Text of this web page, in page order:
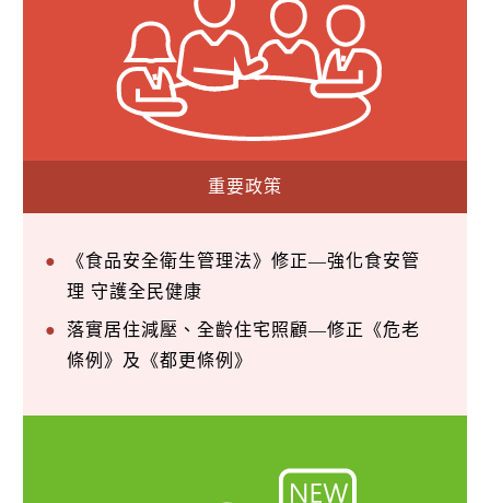
重要政策
《食品安全衛生管理法》修正—強化食安管
理 守護全民健康
落實居住減壓、全齡住宅照顧—修正《危老
條例》及《都更條例》